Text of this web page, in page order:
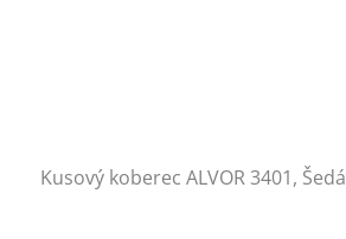
Kusový koberec ALVOR 3401, Šedá